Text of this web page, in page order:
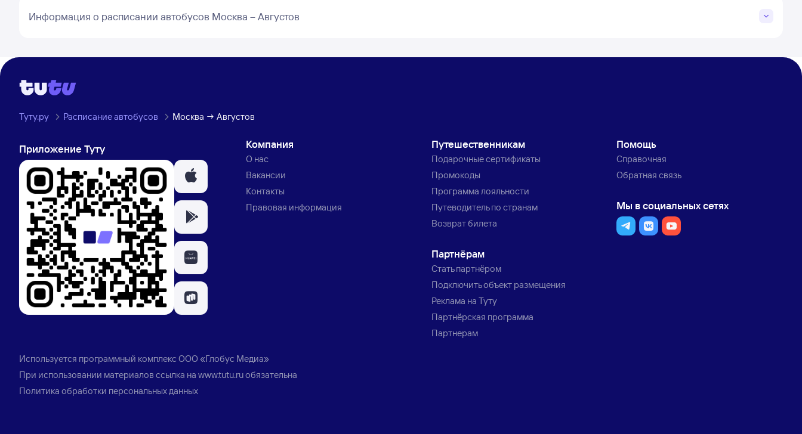
Информация о расписании автобусов Москва – Августов
Туту.ру Расписание автобусов Москва → Августов
Приложение Туту Компания
О нас
Вакансии
Контакты
Правовая информация
Путешественникам
Подарочные сертификаты
Промокоды
Программа лояльности
Путеводитель по странам
Возврат билета
Партнёрам
Стать партнёром
Подключить объект размещения
Реклама на Туту
Партнёрская программа
Партнерам
Помощь
Справочная
Обратная связь
Мы в социальных сетях
Используется программный комплексООО «Глобус Медиа»
При использовании материалов ссылка на www.tutu.ruобязательна
Политика обработки персональных данных